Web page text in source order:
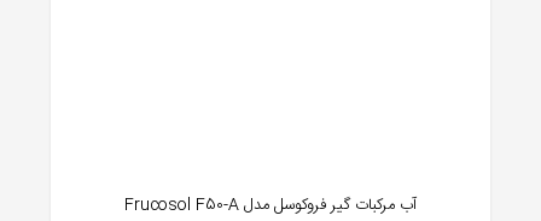
آب مرکبات گیر فروکوسل مدل Frucosol F50-A